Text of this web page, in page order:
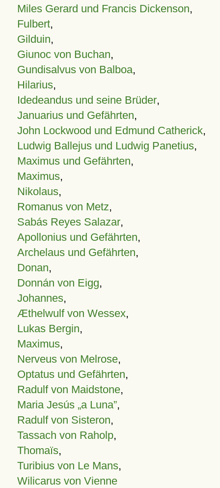
Miles Gerard und Francis Dickenson,
Fulbert,
Gilduin,
Giunoc von Buchan,
Gundisalvus von Balboa,
Hilarius,
Idedeandus und seine Brüder,
Januarius und Gefährten,
John Lockwood und Edmund Catherick,
Ludwig Ballejus und Ludwig Panetius,
Maximus und Gefährten,
Maximus,
Nikolaus,
Romanus von Metz,
Sabás Reyes Salazar,
Apollonius und Gefährten,
Archelaus und Gefährten,
Donan,
Donnán von Eigg,
Johannes,
Æthelwulf von Wessex,
Lukas Bergin,
Maximus,
Nerveus von Melrose,
Optatus und Gefährten,
Radulf von Maidstone,
Maria Jesús „a Luna”,
Radulf von Sisteron,
Tassach von Raholp,
Thomaïs,
Turibius von Le Mans,
Wilicarus von Vienne